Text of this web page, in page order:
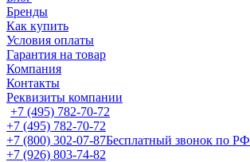
Бренды
Как купить
Условия оплаты
Гарантия на товар
Компания
Контакты
Реквизиты компании
+7 (495) 782-70-72
+7 (495) 782-70-72
+7 (800) 302-07-87Бесплатный звонок по РФ
+7 (926) 803-74-82